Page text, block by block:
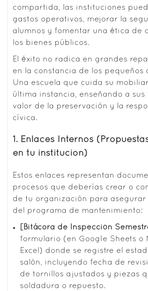
compartida, las instituciones
gastos operativos, mejorar la
alumnos y fomentar una ética de
los bienes públicos.
El éxito no radica en grandes
en la constancia de los pequeños
Una escuela que cuida su
última instancia, enseñando a sus
valor de la preservación y la
cívica.
1. Enlaces Internos
en tu institución)
Estos enlaces representan
procesos que deberías crear o
de tu organización para asegurar
del programa de mantenimiento:
[Bitácora de Inspección
formulario (en Google Sheets o
Excel) donde se registre el
salón, incluyendo fecha de
de tornillos ajustados y piezas
soldadura o repuesto.